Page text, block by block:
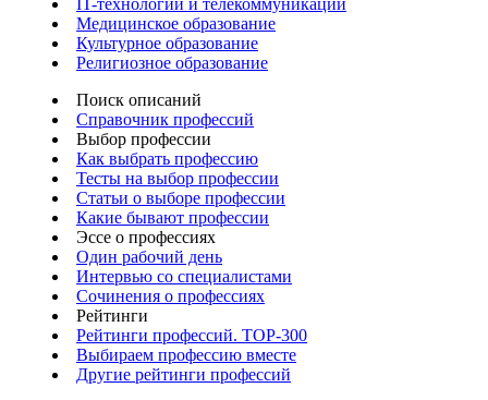
Медицинское образование
Культурное образование
Религиозное образование
Поиск описаний
Справочник профессий
Выбор профессии
Как выбрать профессию
Тесты на выбор профессии
Статьи о выборе профессии
Какие бывают профессии
Эссе о профессиях
Один рабочий день
Интервью со специалистами
Сочинения о профессиях
Рейтинги
Рейтинги профессий. TOP-300
Выбираем профессию вместе
Другие рейтинги профессий